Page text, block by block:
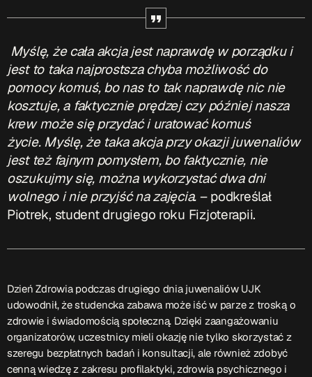
Myślę, że cała akcja jest naprawdę w porządku i
jest to taka najprostsza chyba możliwość do
pomocy komuś, bo nas to tak naprawdę nic nie
kosztuje, a faktycznie prędzej czy później nasza
krew może się przydać i uratować komuś
życie. Myślę, że taka akcja przy okazji juwenaliów
jest też fajnym pomysłem, bo faktycznie, nie
oszukujmy się, można wykorzystać dwa dni
wolnego i nie przyjść na zajęcia. – podkreślał
Piotrek, student drugiego roku Fizjoterapii.
Dzień Zdrowia podczas drugiego dnia juwenaliów UJK
udowodnił, że studencka zabawa może iść w parze z troską o
zdrowie i świadomością społeczną. Dzięki zaangażowaniu
organizatorów, uczestnicy mieli okazję nie tylko skorzystać z
szeregu bezpłatnych badań i konsultacji, ale również zdobyć
cenną wiedzę z zakresu profilaktyki, zdrowia psychicznego i